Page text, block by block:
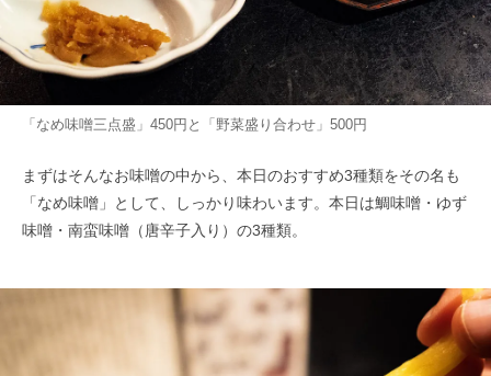
「なめ味噌三点盛」450円と「野菜盛り合わせ」500円
まずはそんなお味噌の中から、本日のおすすめ3種類をその名も
「なめ味噌」として、しっかり味わいます。本日は鯛味噌・ゆず
味噌・南蛮味噌（唐辛子入り）の3種類。